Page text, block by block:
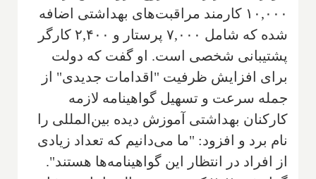
۱۰,۰۰۰ کارمند مراقبت‌های بهداشتی اضافه
شده که شامل ۷,۰۰۰ پرستار و ۲,۴۰۰ کارگر
پشتیبانی شخصی است. او گفت که دولت
برای افزایش ظرفیت "اقدامات جدیدی" از
جمله سرعت و تسهیل گواهینامه لازمه
کارکنان بهداشتی آموزش دیده بین‌المللی را
نام برد و افزود: "ما می‌دانیم که تعداد زیادی
از افراد در انتظار این گواهینامه‌ها هستند".